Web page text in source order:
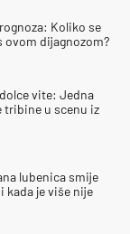
Koliko se
ovom dijagnozom?
vite: Jedna
tribine u scenu iz
lubenica smije
kada je više nije